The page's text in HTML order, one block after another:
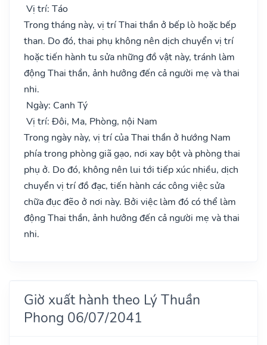
Vị trí: Táo
Trong tháng này, vị trí Thai thần ở bếp lò hoặc bếp
than. Do đó, thai phụ không nên dịch chuyển vị trí
hoặc tiến hành tu sửa những đồ vật này, tránh làm
động Thai thần, ảnh hưởng đến cả người mẹ và thai
nhi.
Ngày: Canh Tý
Vị trí: Đôi, Ma, Phòng, nội Nam
Trong ngày này, vị trí của Thai thần ở hướng Nam
phía trong phòng giã gạo, nơi xay bột và phòng thai
phụ ở. Do đó, không nên lui tới tiếp xúc nhiều, dịch
chuyển vị trí đồ đạc, tiến hành các công việc sửa
chữa đục đẽo ở nơi này. Bởi việc làm đó có thể làm
động Thai thần, ảnh hưởng đến cả người mẹ và thai
nhi.
Giờ xuất hành theo Lý Thuần
Phong 06/07/2041